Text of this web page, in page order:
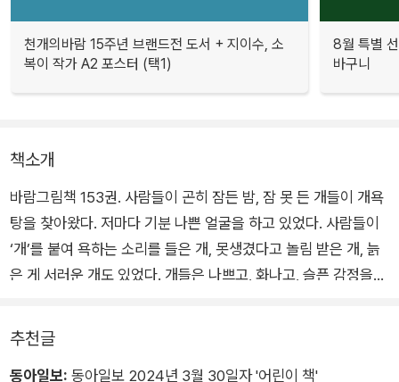
천개의바람 15주년 브랜드전 도서 + 지이수, 소
복이 작가 A2 포스터 (택1)
8월 특별
바구니
책소개
바람그림책 153권. 사람들이 곤히 잠든 밤, 잠 못 든 개들이 개욕
탕을 찾아왔다. 저마다 기분 나쁜 얼굴을 하고 있었다. 사람들이
‘개’를 붙여 욕하는 소리를 들은 개, 못생겼다고 놀림 받은 개, 늙
은 게 서러운 개도 있었다. 개들은 나쁘고, 화나고, 슬픈 감정을
렀다. 나쁜 생각들을 깨끗이 지우려는 듯 마구 문질렀다. 그리고
가득 일어난 거품을 물로 씻어 냈다.
추천글
동아일보: 동아일보 2024년 3월 30일자 '어린이 책'